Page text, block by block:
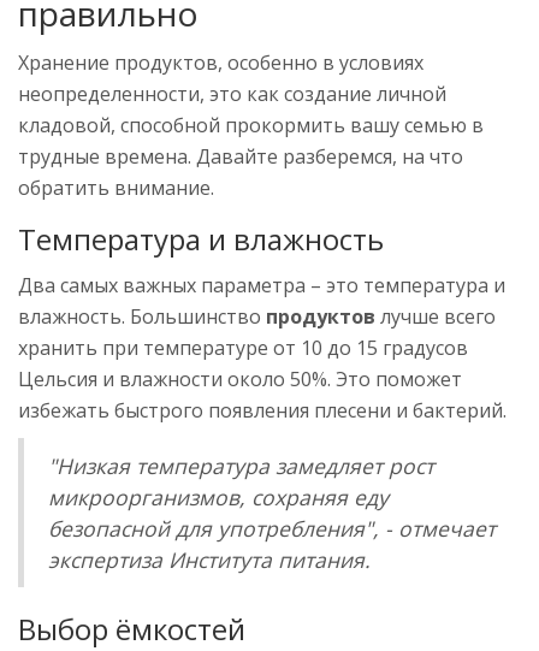
правильно
Хранение продуктов, особенно в условиях
неопределенности, это как создание личной
кладовой, способной прокормить вашу семью в
трудные времена. Давайте разберемся, на что
обратить внимание.
Температура и влажность
Два самых важных параметра – это температура и
влажность. Большинство продуктов лучше всего
хранить при температуре от 10 до 15 градусов
Цельсия и влажности около 50%. Это поможет
избежать быстрого появления плесени и бактерий.
"Низкая температура замедляет рост
микроорганизмов, сохраняя еду
безопасной для употребления", - отмечает
экспертиза Института питания.
Выбор ёмкостей